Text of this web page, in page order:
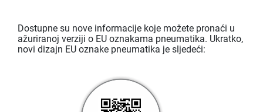
Dostupne su nove informacije koje možete pronaći u
ažuriranoj verziji o EU oznakama pneumatika. Ukratko,
novi dizajn EU oznake pneumatika je sljedeći: